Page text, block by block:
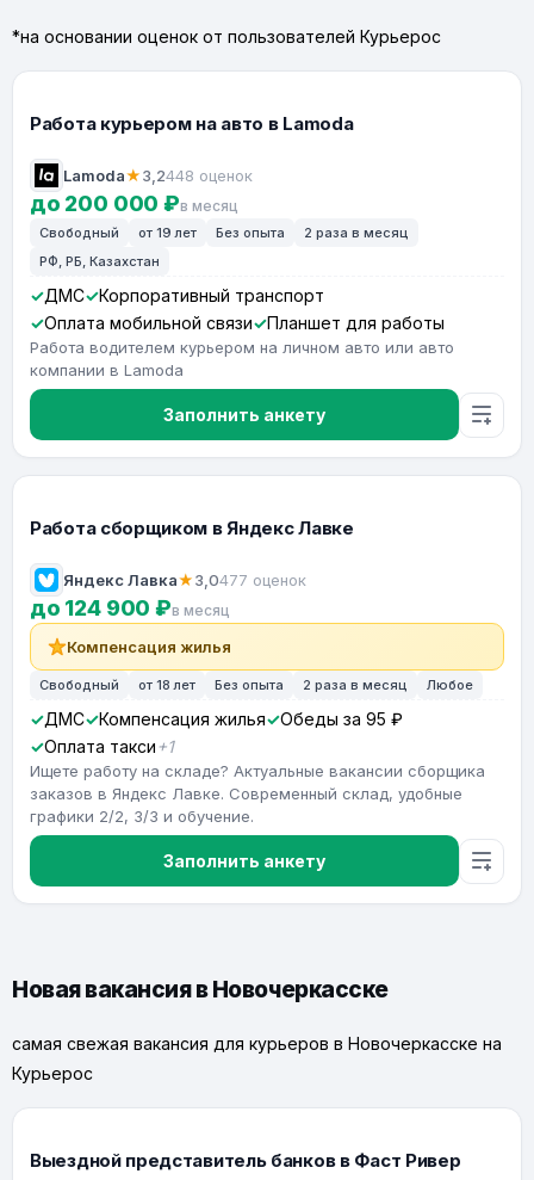
*на основании оценок от пользователей Курьерос
Работа курьером на авто в Lamoda
Lamoda★3,2448 оценок
до 200 000 ₽в месяц
Свободный от 19 лет Без опыта
2 раза в месяц
РФ, РБ, Казахстан
ДМС
Корпоративный транспорт
Оплата мобильной связи
Планшет для работы
Работа водителем курьером на личном авто или авто
компании в Lamoda
Заполнить анкету
Работа сборщиком в Яндекс Лавке
Яндекс Лавка★3,0477 оценок
до 124 900 ₽в месяц
Компенсация жилья
Свободный от 18 лет Без опыта 2 раза в месяц Любое
ДМС Компенсация жилья
Обеды за 95 ₽
Оплата такси +1
Ищете работу на складе? Актуальные вакансии сборщика
заказов в Яндекс Лавке. Современный склад, удобные
графики 2/2, 3/3 и обучение.
Заполнить анкету
Новая вакансия в Новочеркасске
самая свежая вакансия для курьеров в Новочеркасске на
Курьерос
Выездной представитель банков в Фаст Ривер